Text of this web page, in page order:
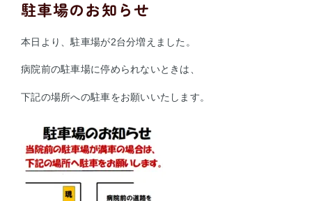
駐車場のお知らせ
本日より、駐車場が2台分増えました。
病院前の駐車場に停められないときは、
下記の場所への駐車をお願いいたします。